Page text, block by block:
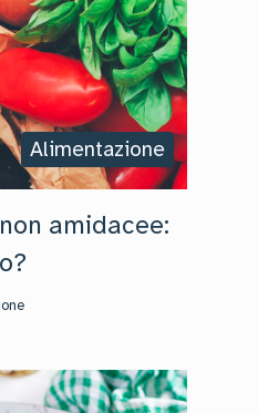
Alimentazione
amidacee: